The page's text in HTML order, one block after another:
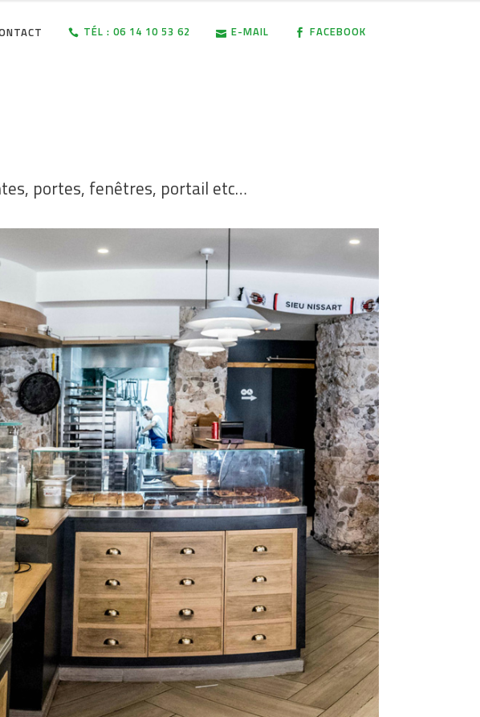
TÉL : 06 14 10 53 62 E-MAIL FACEBOOK
portes, fenêtres, portail etc…